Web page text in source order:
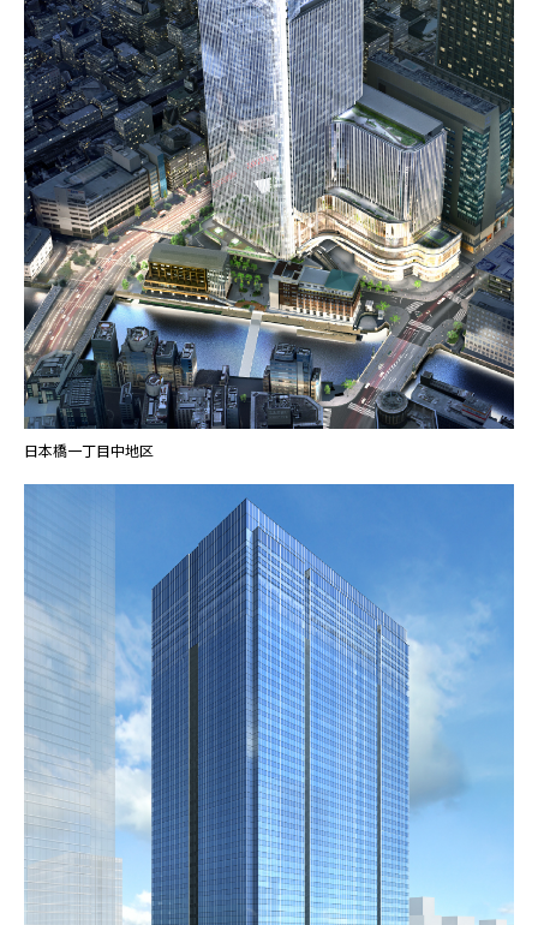
日本橋一丁目中地区